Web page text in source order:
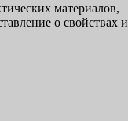
материалов,
о свойствах и